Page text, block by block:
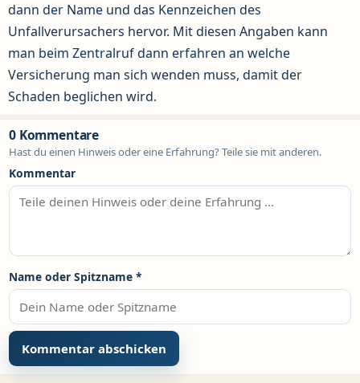
dann der Name und das Kennzeichen des
Unfallverursachers hervor. Mit diesen Angaben kann
man beim Zentralruf dann erfahren an welche
Versicherung man sich wenden muss, damit der
Schaden beglichen wird.
0 Kommentare
Hast du einen Hinweis oder eine Erfahrung? Teile sie mit anderen.
Kommentar
Name oder Spitzname *